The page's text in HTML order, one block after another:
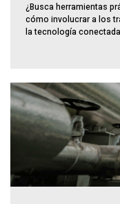
¿Busca herramientas
cómo involucrar a los
la tecnología